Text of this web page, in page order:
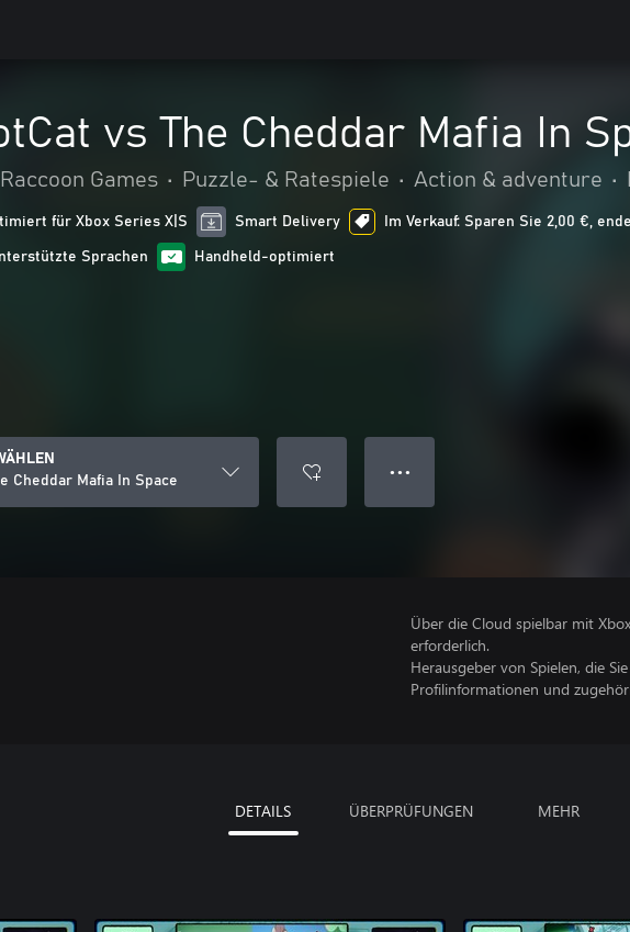
vs The Cheddar Mafia In
Games • Puzzle- & Ratespiele • Action & adventure •
für Xbox Series X|S Smart Delivery Im Verkauf: Sparen Sie 2,00 €,
Sprachen Handheld-optimiert
Cheddar Mafia In Space
● ● ●
Über die Cloud spielbar mit
erforderlich.
Herausgeber von Spielen, die
Profilinformationen und
DETAILS ÜBERPRÜFUNGEN MEHR